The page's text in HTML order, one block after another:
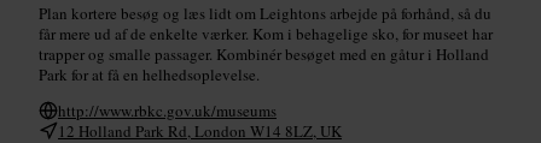
Plan kortere besøg og læs lidt om Leightons arbejde på forhånd, så du
får mere ud af de enkelte værker. Kom i behagelige sko, for museet har
trapper og smalle passager. Kombinér besøget med en gåtur i Holland
Park for at få en helhedsoplevelse.
http://www.rbkc.gov.uk/museums
12 Holland Park Rd, London W14 8LZ, UK